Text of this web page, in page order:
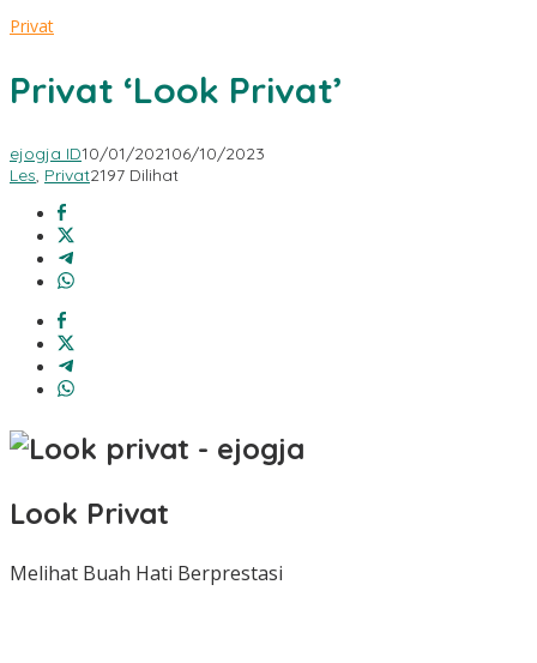
Privat
Privat ‘Look Privat’
ejogja ID10/01/202106/10/2023
Les, Privat2197 Dilihat
Look Privat
Melihat Buah Hati Berprestasi